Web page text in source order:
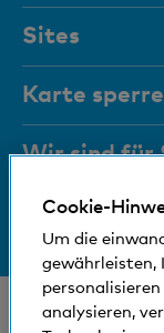
Hilfe & Kontakt
Dokumente
Magazin
Medien
Sozial und
Sites
Richtlinien
Rechtliche
Karte
+41 (0)800 88
Wir sind für
Hilfe &
Bankinfos
© Bank Cler
Cookie-
Um die
gewährleisten,
analysieren,